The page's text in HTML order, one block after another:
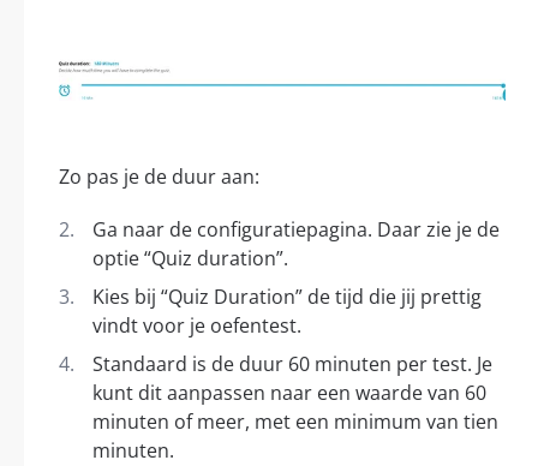
Zo pas je de duur aan:
Ga naar de configuratiepagina. Daar zie je de
optie “Quiz duration”.
Kies bij “Quiz Duration” de tijd die jij prettig
vindt voor je oefentest.
Standaard is de duur 60 minuten per test. Je
kunt dit aanpassen naar een waarde van 60
minuten of meer, met een minimum van tien
minuten.